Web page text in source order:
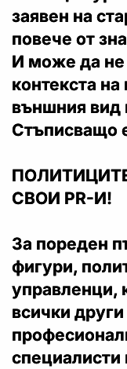
заявен на
повече от
И може да не
контекста на
външния вид
Стъписващо
СВОИ PR-И!
За пореден
фигури,
управленци,
всички
специалисти